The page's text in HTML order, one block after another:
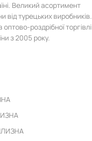
Великий асортимент
від турецьких виробників.
оптово-роздрібної торгівлі
з 2005 року.